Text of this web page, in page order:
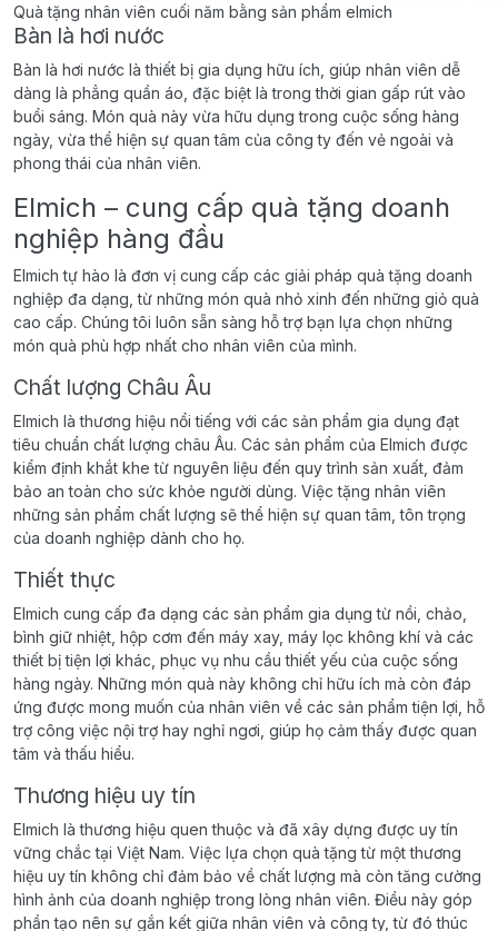
Quà tặng nhân viên cuối năm bằng sản phẩm elmich
Bàn là hơi nước
Bàn là hơi nước là thiết bị gia dụng hữu ích, giúp nhân viên dễ
dàng là phẳng quần áo, đặc biệt là trong thời gian gấp rút vào
buổi sáng. Món quà này vừa hữu dụng trong cuộc sống hàng
ngày, vừa thể hiện sự quan tâm của công ty đến vẻ ngoài và
phong thái của nhân viên.
Elmich – cung cấp quà tặng doanh
nghiệp hàng đầu
Elmich tự hào là đơn vị cung cấp các giải pháp quà tặng doanh
nghiệp đa dạng, từ những món quà nhỏ xinh đến những giỏ quà
cao cấp. Chúng tôi luôn sẵn sàng hỗ trợ bạn lựa chọn những
món quà phù hợp nhất cho nhân viên của mình.
Chất lượng Châu Âu
Elmich là thương hiệu nổi tiếng với các sản phẩm gia dụng đạt
tiêu chuẩn chất lượng châu Âu. Các sản phẩm của Elmich được
kiểm định khắt khe từ nguyên liệu đến quy trình sản xuất, đảm
bảo an toàn cho sức khỏe người dùng. Việc tặng nhân viên
những sản phẩm chất lượng sẽ thể hiện sự quan tâm, tôn trọng
của doanh nghiệp dành cho họ.
Thiết thực
Elmich cung cấp đa dạng các sản phẩm gia dụng từ nồi, chảo,
bình giữ nhiệt, hộp cơm đến máy xay, máy lọc không khí và các
thiết bị tiện lợi khác, phục vụ nhu cầu thiết yếu của cuộc sống
hàng ngày. Những món quà này không chỉ hữu ích mà còn đáp
ứng được mong muốn của nhân viên về các sản phẩm tiện lợi, hỗ
trợ công việc nội trợ hay nghỉ ngơi, giúp họ cảm thấy được quan
tâm và thấu hiểu.
Thương hiệu uy tín
Elmich là thương hiệu quen thuộc và đã xây dựng được uy tín
vững chắc tại Việt Nam. Việc lựa chọn quà tặng từ một thương
hiệu uy tín không chỉ đảm bảo về chất lượng mà còn tăng cường
hình ảnh của doanh nghiệp trong lòng nhân viên. Điều này góp
phần tạo nên sự gắn kết giữa nhân viên và công ty, từ đó thúc